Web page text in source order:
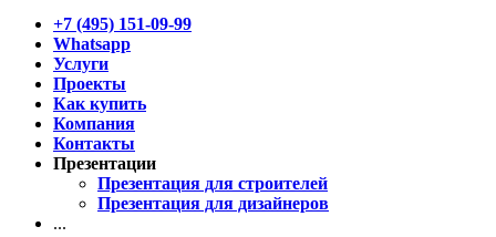
+7 (495) 151-09-99
Whatsapp
Услуги
Проекты
Как купить
Компания
Контакты
Презентации
Презентация для строителей
Презентация для дизайнеров
...